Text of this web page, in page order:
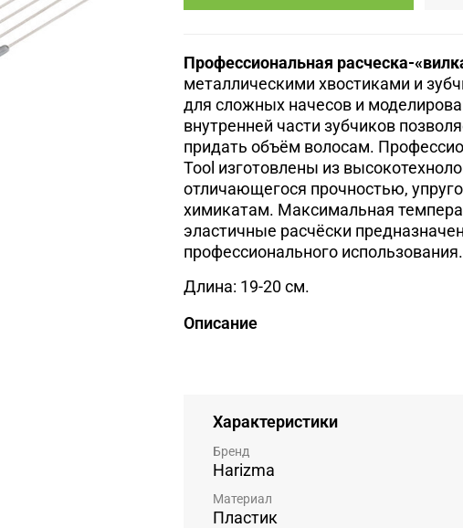
Профессиональная расческа-
металлическими хвостиками и
для сложных начесов и
внутренней части зубчиков
придать объём волосам.
Tool изготовлены из
отличающегося прочностью,
химикатам. Максимальная
эластичные расчёски
профессионального использования.
Длина: 19-20 см.
Описание
Характеристики
Бренд
Harizma
Материал
Пластик